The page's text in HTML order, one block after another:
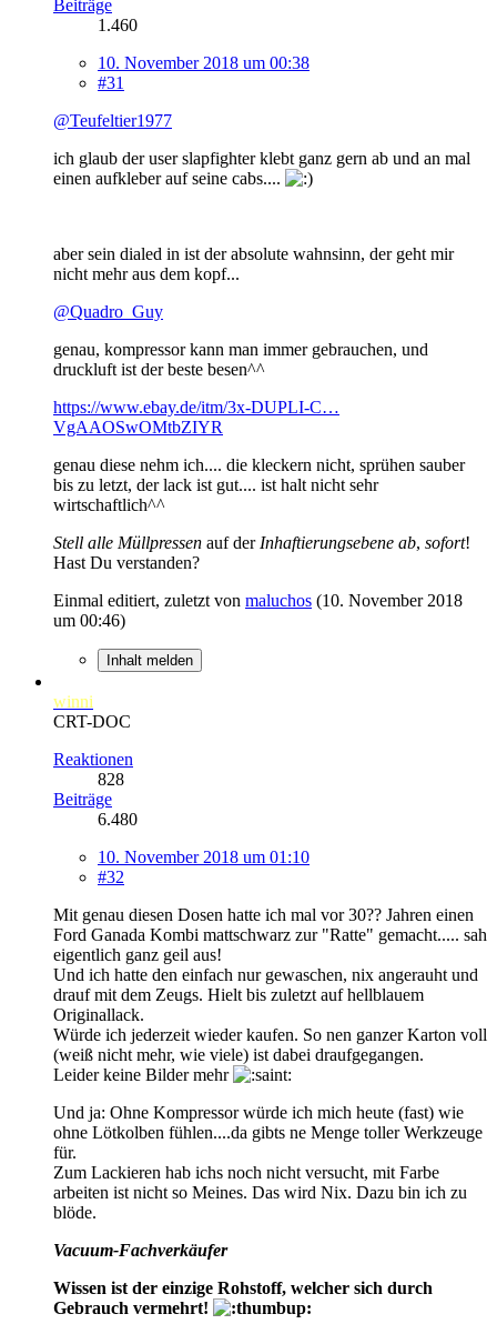
Beiträge
1.460
10. November 2018 um 00:38
#31
@Teufeltier1977
ich glaub der user slapfighter klebt ganz gern ab und an mal
einen aufkleber auf seine cabs....
aber sein dialed in ist der absolute wahnsinn, der geht mir
nicht mehr aus dem kopf...
@Quadro_Guy
genau, kompressor kann man immer gebrauchen, und
druckluft ist der beste besen^^
https://www.ebay.de/itm/3x-DUPLI-C…
VgAAOSwOMtbZIYR
genau diese nehm ich.... die kleckern nicht, sprühen sauber
bis zu letzt, der lack ist gut.... ist halt nicht sehr
wirtschaftlich^^
Stell alle Müllpressen auf der Inhaftierungsebene ab, sofort!
Hast Du verstanden?
Einmal editiert, zuletzt von maluchos (10. November 2018
um 00:46)
Inhalt melden
winni
CRT-DOC
Reaktionen
828
Beiträge
6.480
10. November 2018 um 01:10
#32
Mit genau diesen Dosen hatte ich mal vor 30?? Jahren einen
Ford Ganada Kombi mattschwarz zur "Ratte" gemacht..... sah
eigentlich ganz geil aus!
Und ich hatte den einfach nur gewaschen, nix angerauht und
drauf mit dem Zeugs. Hielt bis zuletzt auf hellblauem
Originallack.
Würde ich jederzeit wieder kaufen. So nen ganzer Karton voll
(weiß nicht mehr, wie viele) ist dabei draufgegangen.
Leider keine Bilder mehr
Und ja: Ohne Kompressor würde ich mich heute (fast) wie
ohne Lötkolben fühlen....da gibts ne Menge toller Werkzeuge
für.
Zum Lackieren hab ichs noch nicht versucht, mit Farbe
arbeiten ist nicht so Meines. Das wird Nix. Dazu bin ich zu
blöde.
Vacuum-Fachverkäufer
Wissen ist der einzige Rohstoff, welcher sich durch
Gebrauch vermehrt!